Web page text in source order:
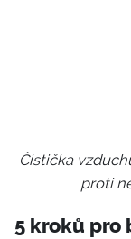
Čistička
proti
5 kroků pro